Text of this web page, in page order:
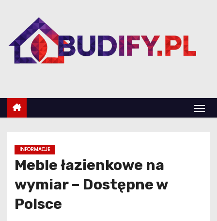
o
n
INFORMACJE
Meble łazienkowe na
wymiar – Dostępne w
Polsce